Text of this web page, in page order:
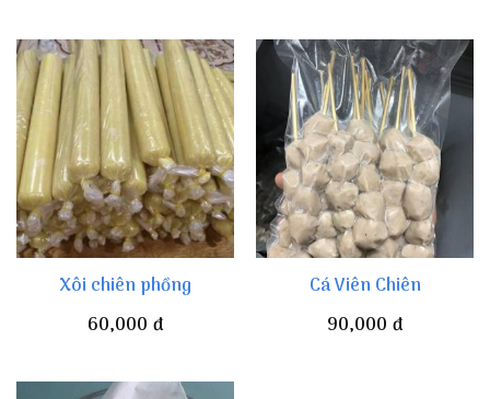
Xôi chiên phồng
60,000 đ
Cá Viên Chiên
90,000 đ